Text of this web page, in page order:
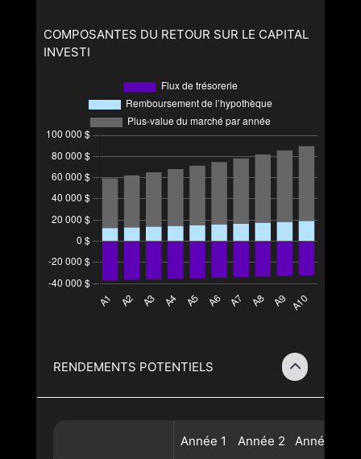
COMPOSANTES DU RETOUR SUR LE CAPITAL
INVESTI
RENDEMENTS POTENTIELS
Année 1 Année 2 Année